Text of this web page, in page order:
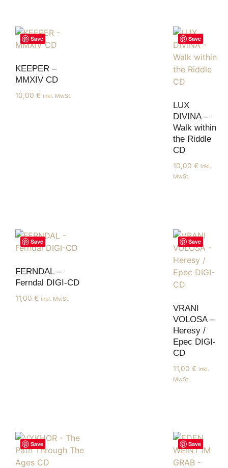
Save
KEEPER –
MMXIV CD
10,00 € inkl. MwSt.
Save
LUX
DIVINA –
Walk within
the Riddle
CD
10,00 € inkl.
MwSt.
Save
FERNDAL –
Ferndal DIGI-CD
11,00 € inkl. MwSt.
Save
VRANI
VOLOSA –
Heresy /
Epec DIGI-
CD
11,00 € inkl.
MwSt.
Save Save